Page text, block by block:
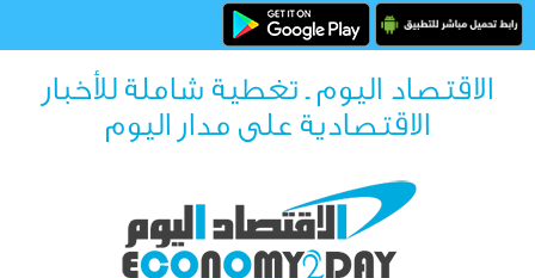
الاقتصاد اليوم ـ تغطية شاملة للأخبار
الاقتصادية على مدار اليوم